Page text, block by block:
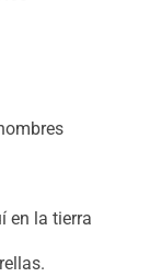
en la tierra